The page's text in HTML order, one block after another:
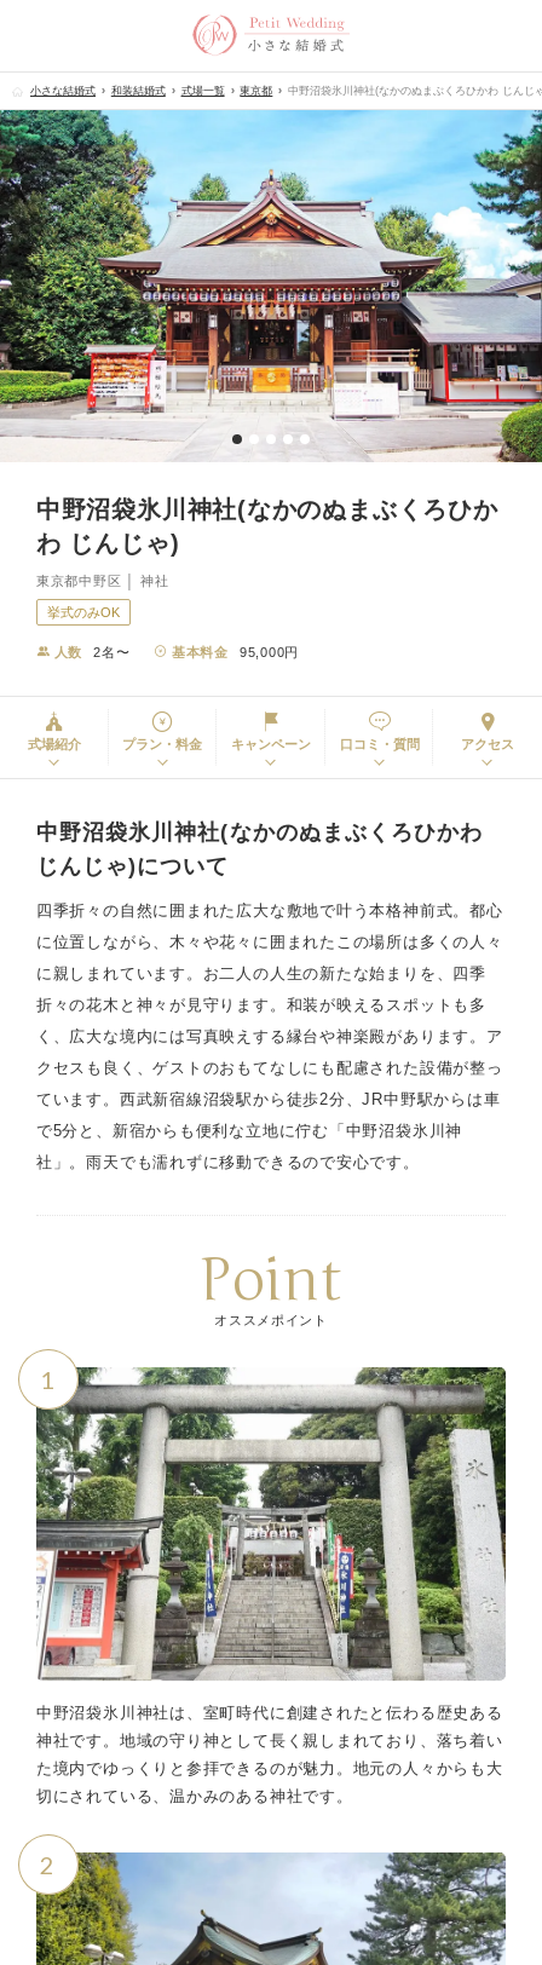
小さな結婚式 和装結婚式 式場一覧 東京都 中野沼袋氷川神社(なかのぬまぶくろひかわ じんじ
中野沼袋氷川神社(なかのぬまぶくろひか
わ じんじゃ)
東京都中野区 │ 神社
挙式のみOK
人数 2名〜 基本料金 95,000円
式場紹介 プラン・料金 キャンペーン 口コミ・質問 アクセス
中野沼袋氷川神社(なかのぬまぶくろひかわ
じんじゃ)について
四季折々の自然に囲まれた広大な敷地で叶う本格神前式。都心
に位置しながら、木々や花々に囲まれたこの場所は多くの人々
に親しまれています。お二人の人生の新たな始まりを、四季
折々の花木と神々が見守ります。和装が映えるスポットも多
く、広大な境内には写真映えする縁台や神楽殿があります。ア
クセスも良く、ゲストのおもてなしにも配慮された設備が整っ
ています。西武新宿線沼袋駅から徒歩2分、JR中野駅からは車
で5分と、新宿からも便利な立地に佇む「中野沼袋氷川神
社」。雨天でも濡れずに移動できるので安心です。
Point
オススメポイント
1
中野沼袋氷川神社は、室町時代に創建されたと伝わる歴史ある
神社です。地域の守り神として長く親しまれており、落ち着い
た境内でゆっくりと参拝できるのが魅力。地元の人々からも大
切にされている、温かみのある神社です。
2